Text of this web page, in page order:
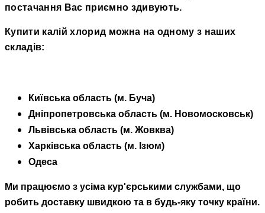
постачання Вас приємно здивують.
Купити калій хлорид можна на одному з наших
складів:
Київська область (м. Буча)
Дніпропетровська область (м. Новомосковськ)
Львівська область (м. Жовква)
Харківська область (м. Ізюм)
Одеса
Ми працюємо з усіма кур'єрськими службами, що
робить доставку швидкою та в будь-яку точку країни.